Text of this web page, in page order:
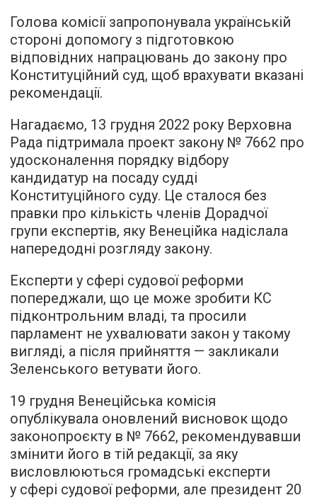
Голова комісії запропонувала українській
стороні допомогу з підготовкою
відповідних напрацювань до закону про
Конституційний суд, щоб врахувати вказані
рекомендації.
Нагадаємо, 13 грудня 2022 року Верховна
Рада підтримала проект закону № 7662 про
удосконалення порядку відбору
кандидатур на посаду судді
Конституційного суду. Це сталося без
правки про кількість членів Дорадчої
групи експертів, яку Венеційка надіслала
напередодні розгляду закону.
Експерти у сфері судової реформи
попереджали, що це може зробити КС
підконтрольним владі, та просили
парламент не ухвалювати закон у такому
вигляді, а після прийняття — закликали
Зеленського ветувати його.
19 грудня Венеційська комісія
опублікувала оновлений висновок щодо
законопроєкту в № 7662, рекомендувавши
змінити його в тій редакції, за яку
висловлюються громадські експерти
у сфері судової реформи, але президент 20